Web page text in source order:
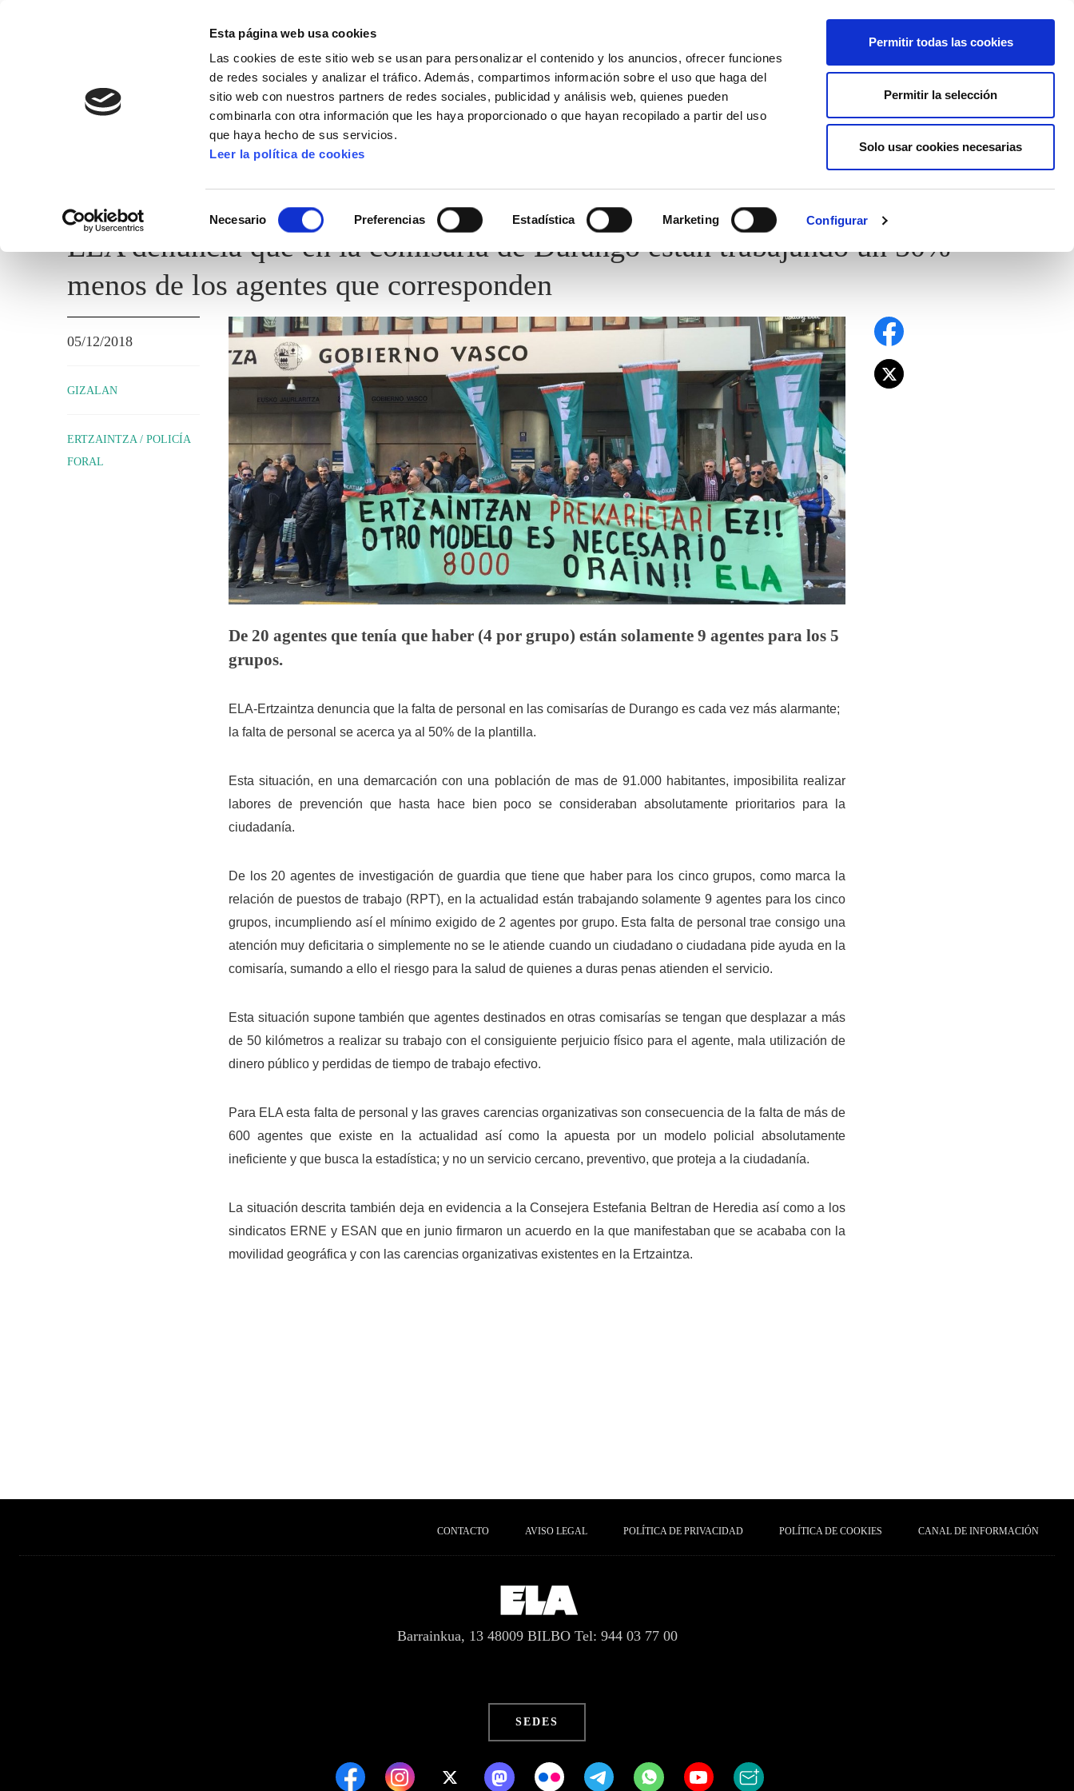
Esta página web usa cookies
Las cookies de este sitio web se usan para personalizar el contenido y los anuncios, ofrecer funciones
de redes sociales y analizar el tráfico. Además, compartimos información sobre el uso que haga del
sitio web con nuestros partners de redes sociales, publicidad y análisis web, quienes pueden
combinarla con otra información que les haya proporcionado o que hayan recopilado a partir del uso
que haya hecho de sus servicios.
Leer la política de cookies
Necesario Preferencias Estadística Marketing Configurar
Permitir todas las cookies
Permitir la selección
Solo usar cookies necesarias
AFÍLIATE
ERTZAINTZA / POLICÍA FORAL
ELA denuncia que en la comisaría de Durango están trabajando un 50%
menos de los agentes que corresponden
05/12/2018
GIZALAN
ERTZAINTZA / POLICÍA
FORAL
De 20 agentes que tenía que haber (4 por grupo) están solamente 9 agentes para los 5
grupos.
ELA-Ertzaintza denuncia que la falta de personal en las comisarías de Durango es cada vez más alarmante;
la falta de personal se acerca ya al 50% de la plantilla.
Esta situación, en una demarcación con una población de mas de 91.000 habitantes, imposibilita realizar
labores de prevención que hasta hace bien poco se consideraban absolutamente prioritarios para la
ciudadanía.
De los 20 agentes de investigación de guardia que tiene que haber para los cinco grupos, como marca la
relación de puestos de trabajo (RPT), en la actualidad están trabajando solamente 9 agentes para los cinco
grupos, incumpliendo así el mínimo exigido de 2 agentes por grupo. Esta falta de personal trae consigo una
atención muy deficitaria o simplemente no se le atiende cuando un ciudadano o ciudadana pide ayuda en la
comisaría, sumando a ello el riesgo para la salud de quienes a duras penas atienden el servicio.
Esta situación supone también que agentes destinados en otras comisarías se tengan que desplazar a más
de 50 kilómetros a realizar su trabajo con el consiguiente perjuicio físico para el agente, mala utilización de
dinero público y perdidas de tiempo de trabajo efectivo.
Para ELA esta falta de personal y las graves carencias organizativas son consecuencia de la falta de más de
600 agentes que existe en la actualidad así como la apuesta por un modelo policial absolutamente
ineficiente y que busca la estadística; y no un servicio cercano, preventivo, que proteja a la ciudadanía.
La situación descrita también deja en evidencia a la Consejera Estefania Beltran de Heredia así como a los
sindicatos ERNE y ESAN que en junio firmaron un acuerdo en la que manifestaban que se acababa con la
movilidad geográfica y con las carencias organizativas existentes en la Ertzaintza.
CONTACTO AVISO LEGAL POLÍTICA DE PRIVACIDAD POLÍTICA DE COOKIES CANAL DE INFORMACIÓN
Barrainkua, 13 48009 BILBO Tel: 944 03 77 00
SEDES